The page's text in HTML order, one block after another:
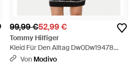
99,99 €52,99 €
Tommy Hilfiger
Kleid Für Den Alltag Dw0Dw19478
Slim Fit - Schwarz
Von Modivo